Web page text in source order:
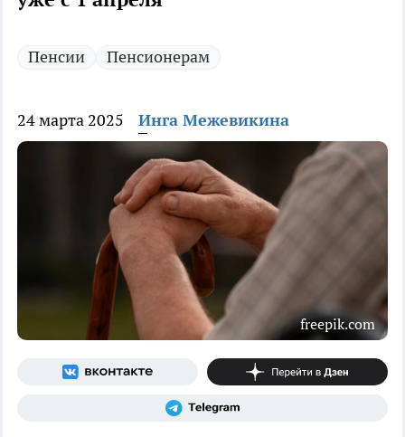
Пенсии Пенсионерам
24 марта 2025 Инга Межевикина
freepik.com